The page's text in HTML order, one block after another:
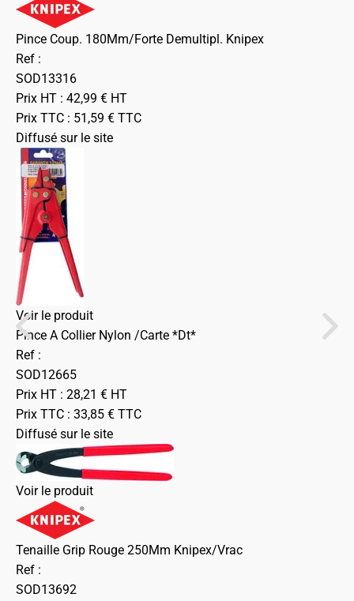
Pince Coup. 180Mm/Forte Demultipl. Knipex
Ref :
SOD13316
Prix HT : 42,99 € HT
Prix TTC : 51,59 € TTC
Diffusé sur le site
Voir le produit
Pince A Collier Nylon /Carte *Dt*
Ref :
SOD12665
Prix HT : 28,21 € HT
Prix TTC : 33,85 € TTC
Diffusé sur le site
Voir le produit
Tenaille Grip Rouge 250Mm Knipex/Vrac
Ref :
SOD13692